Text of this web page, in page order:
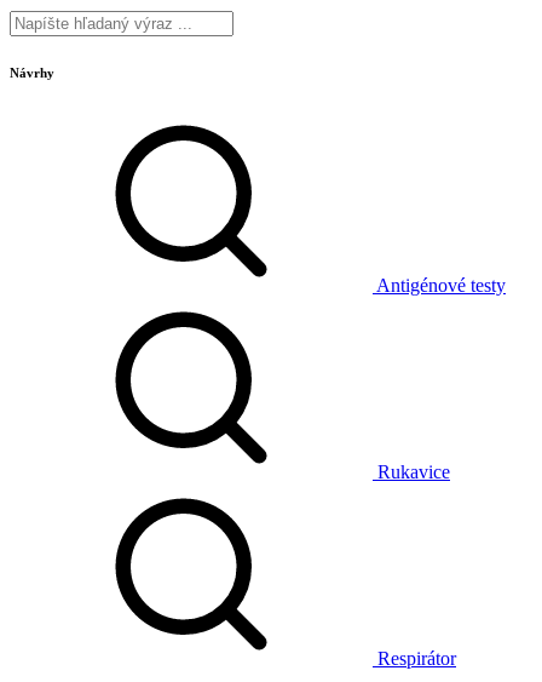
Návrhy
Antigénové testy
Rukavice
Respirátor